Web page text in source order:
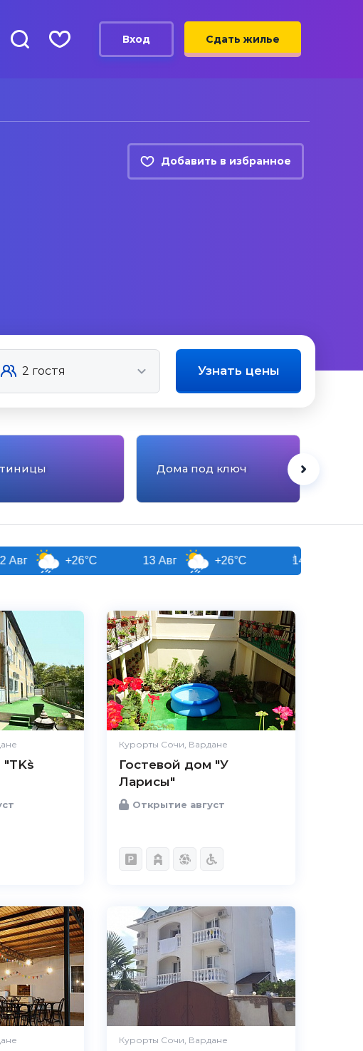
Вход Сдать жилье
Добавить в избранное
Узнать цены
Дома под ключ
13 Авг +26°C 14 Авг +25°C
Курорты Сочи, Вардане
Гостевой дом "У
Ларисы"
Открытие август
Курорты Сочи, Вардане